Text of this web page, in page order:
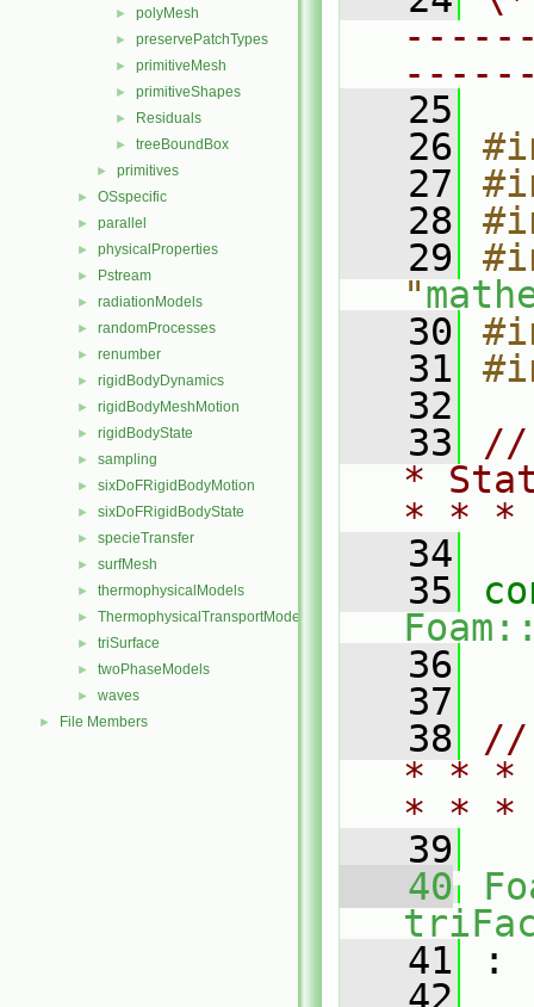
► polyMesh
► preservePatchTypes
► primitiveMesh
► primitiveShapes
► Residuals
► treeBoundBox
► primitives
► OSspecific
► parallel
► physicalProperties
► Pstream
► radiationModels
► randomProcesses
► renumber
► rigidBodyDynamics
► rigidBodyMeshMotion
► rigidBodyState
► sampling
► sixDoFRigidBodyMotion
► sixDoFRigidBodyState
► specieTransfer
► surfMesh
► thermophysicalModels
► ThermophysicalTransportModels
► triSurface
► twoPhaseModels
► waves
► File Members
   25
   26
   27
   28
   29
"
   30
   31
   32
   33
//
*
* *
   34
   35
   36
   37
   38
//
* * *
* *
   39
   40
   41
:
   42